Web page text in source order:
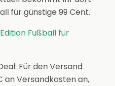
für günstige 99 Cent.
Fußball für
Für den Versand
an Versandkosten an,